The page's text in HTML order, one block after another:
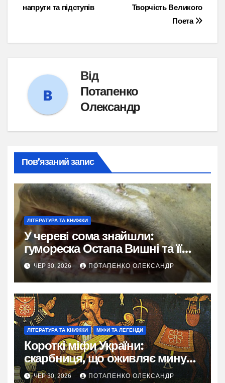
Творчість Великого
Поета
напруги та підступів
Від
Потапенко
Олександр
Пов’язаний запис
ЛІТЕРАТУРА ТА КНИЖКИ
У череві сома знайшли:
гумореска Остапа Вишні та її
вічні жарти про велетенського
хижака
ЧЕР 30, 2026 ПОТАПЕНКО ОЛЕКСАНДР
ЛІТЕРАТУРА ТА КНИЖКИ МІФИ ТА ЛЕГЕНДИ
Короткі міфи України:
скарбниця, що оживляє минуле
в кожному поколінні
ЧЕР 30, 2026 ПОТАПЕНКО ОЛЕКСАНДР